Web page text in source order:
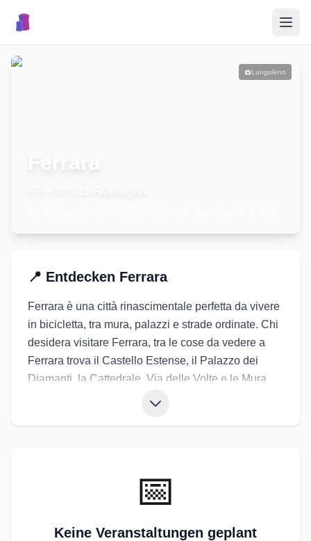
Ferrara
Lungoleno
📍 Entdecken Ferrara
Ferrara è una città rinascimentale perfetta da vivere
in bicicletta, tra mura, palazzi e strade ordinate. Chi
desidera visitare Ferrara, tra le cose da vedere a
Ferrara trova il Castello Estense, il Palazzo dei
Diamanti, la Cattedrale, Via delle Volte e le Mura
Ferrara Sotto le Stelle. Gli eventi a Ferrara
riempiono piazze e cortili di musica, colori e serate
📅
Keine Veranstaltungen geplant